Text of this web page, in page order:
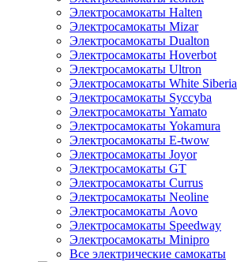
Электросамокаты Halten
Электросамокаты Mizar
Электросамокаты Dualton
Электросамокаты Hoverbot
Электросамокаты Ultron
Электросамокаты White Siberia
Электросамокаты Syccyba
Электросамокаты Yamato
Электросамокаты Yokamura
Электросамокаты E-twow
Электросамокаты Joyor
Электросамокаты GT
Электросамокаты Currus
Электросамокаты Neoline
Электросамокаты Aovo
Электросамокаты Speedway
Электросамокаты Minipro
Все электрические самокаты